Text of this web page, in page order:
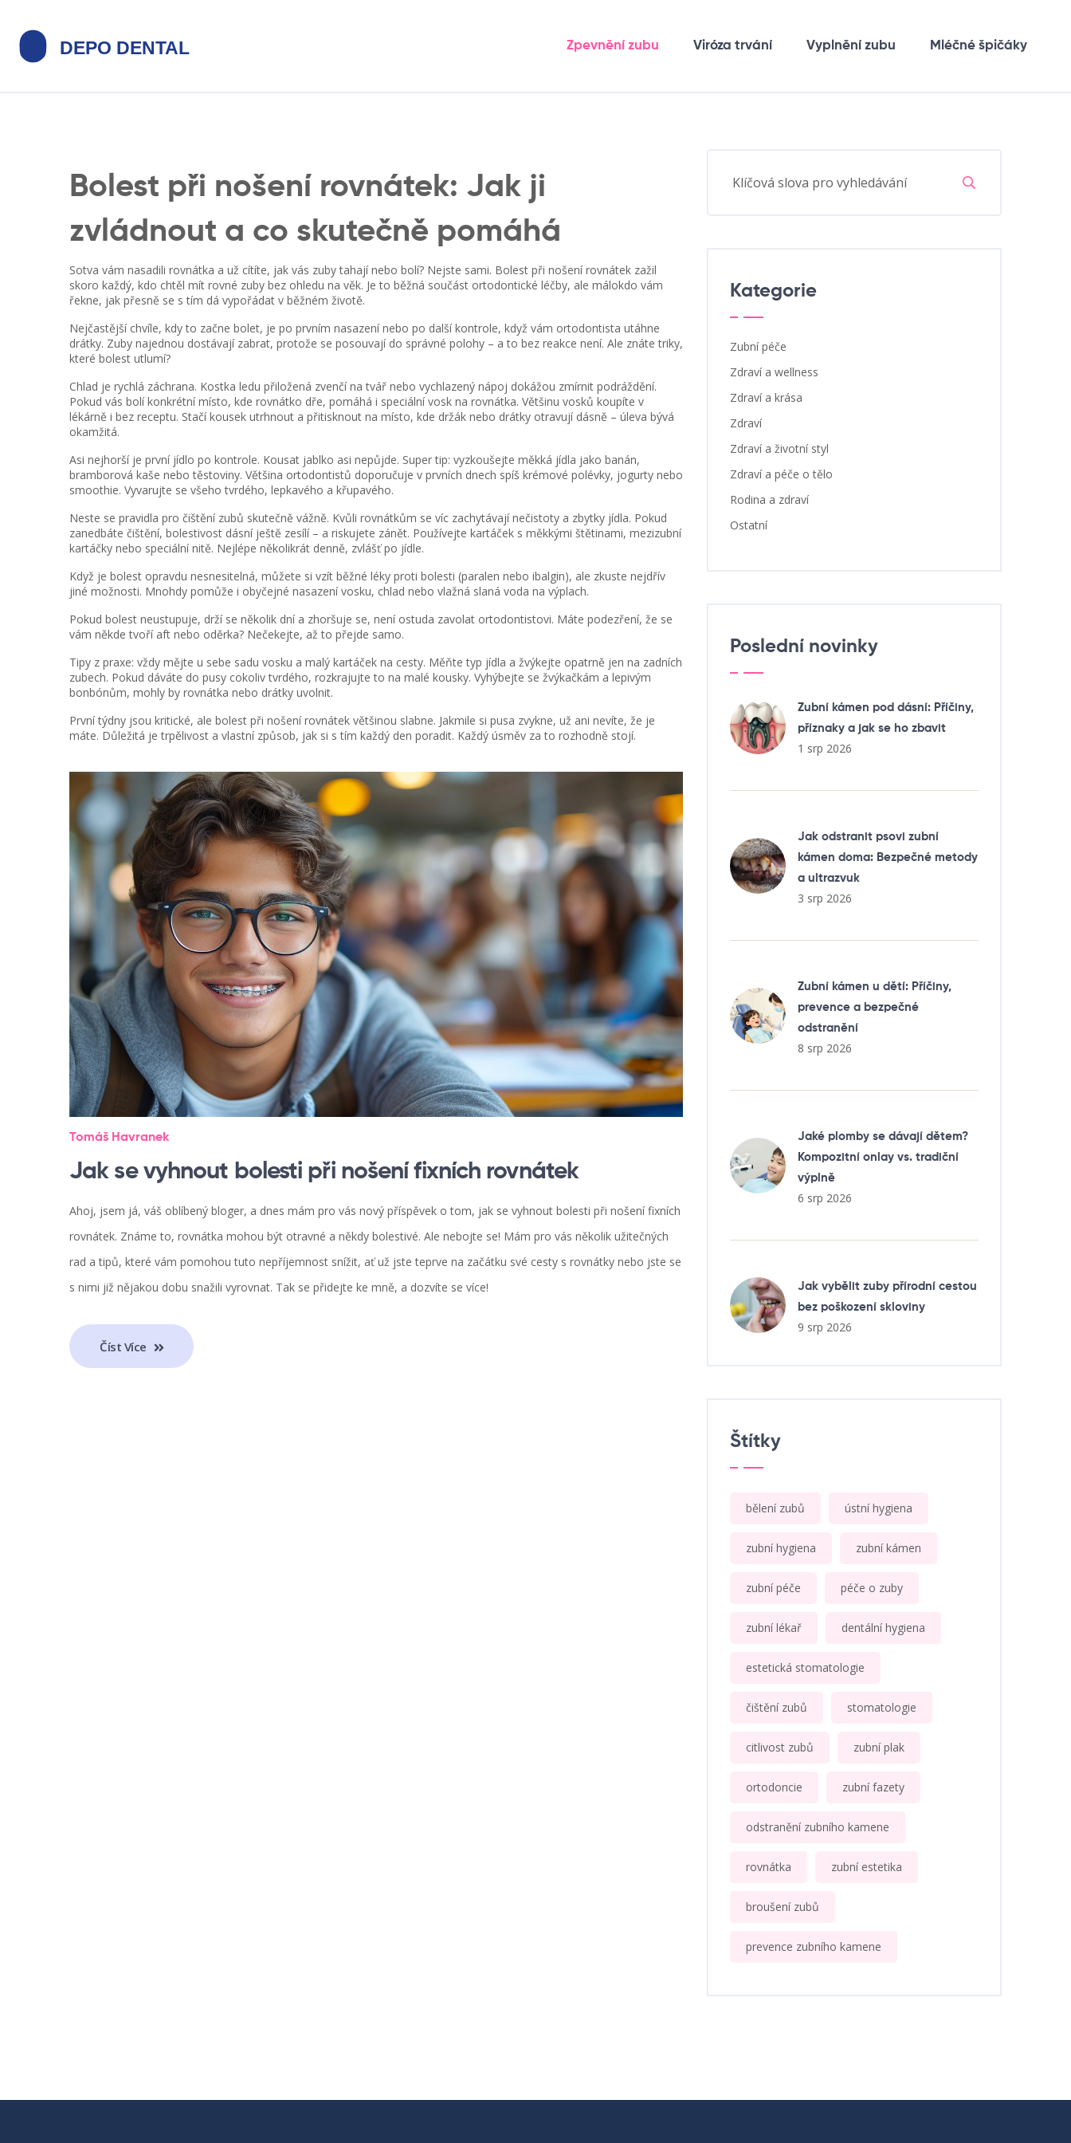
Zpevnění zubu Viróza trvání Vyplnění zubu Mléčné špičáky
Bolest při nošení rovnátek: Jak ji
zvládnout a co skutečně pomáhá
Sotva vám nasadili rovnátka a už cítíte, jak vás zuby tahají nebo bolí? Nejste sami. Bolest při nošení rovnátek zažil
skoro každý, kdo chtěl mít rovné zuby bez ohledu na věk. Je to běžná součást ortodontické léčby, ale málokdo vám
řekne, jak přesně se s tím dá vypořádat v běžném životě.
Nejčastější chvíle, kdy to začne bolet, je po prvním nasazení nebo po další kontrole, když vám ortodontista utáhne
drátky. Zuby najednou dostávají zabrat, protože se posouvají do správné polohy – a to bez reakce není. Ale znáte triky,
které bolest utlumí?
Chlad je rychlá záchrana. Kostka ledu přiložená zvenčí na tvář nebo vychlazený nápoj dokážou zmírnit podráždění.
Pokud vás bolí konkrétní místo, kde rovnátko dře, pomáhá i speciální vosk na rovnátka. Většinu vosků koupíte v
lékárně i bez receptu. Stačí kousek utrhnout a přitisknout na místo, kde držák nebo drátky otravují dásně – úleva bývá
okamžitá.
Asi nejhorší je první jídlo po kontrole. Kousat jablko asi nepůjde. Super tip: vyzkoušejte měkká jídla jako banán,
bramborová kaše nebo těstoviny. Většina ortodontistů doporučuje v prvních dnech spíš krémové polévky, jogurty nebo
smoothie. Vyvarujte se všeho tvrdého, lepkavého a křupavého.
Neste se pravidla pro čištění zubů skutečně vážně. Kvůli rovnátkům se víc zachytávají nečistoty a zbytky jídla. Pokud
zanedbáte čištění, bolestivost dásní ještě zesílí – a riskujete zánět. Používejte kartáček s měkkými štětinami, mezizubní
kartáčky nebo speciální nitě. Nejlépe několikrát denně, zvlášť po jídle.
Když je bolest opravdu nesnesitelná, můžete si vzít běžné léky proti bolesti (paralen nebo ibalgin), ale zkuste nejdřív
jiné možnosti. Mnohdy pomůže i obyčejné nasazení vosku, chlad nebo vlažná slaná voda na výplach.
Pokud bolest neustupuje, drží se několik dní a zhoršuje se, není ostuda zavolat ortodontistovi. Máte podezření, že se
vám někde tvoří aft nebo oděrka? Nečekejte, až to přejde samo.
Tipy z praxe: vždy mějte u sebe sadu vosku a malý kartáček na cesty. Měňte typ jídla a žvýkejte opatrně jen na zadních
zubech. Pokud dáváte do pusy cokoliv tvrdého, rozkrajujte to na malé kousky. Vyhýbejte se žvýkačkám a lepivým
bonbónům, mohly by rovnátka nebo drátky uvolnit.
První týdny jsou kritické, ale bolest při nošení rovnátek většinou slabne. Jakmile si pusa zvykne, už ani nevíte, že je
máte. Důležitá je trpělivost a vlastní způsob, jak si s tím každý den poradit. Každý úsměv za to rozhodně stojí.
Tomáš Havranek
Jak se vyhnout bolesti při nošení fixních rovnátek
Ahoj, jsem já, váš oblíbený bloger, a dnes mám pro vás nový příspěvek o tom, jak se vyhnout bolesti při nošení fixních
rovnátek. Známe to, rovnátka mohou být otravné a někdy bolestivé. Ale nebojte se! Mám pro vás několik užitečných
rad a tipů, které vám pomohou tuto nepříjemnost snížit, ať už jste teprve na začátku své cesty s rovnátky nebo jste se
s nimi již nějakou dobu snažili vyrovnat. Tak se přidejte ke mně, a dozvíte se více!
Číst Více
Kategorie
Zubní péče
Zdraví a wellness
Zdraví a krása
Zdraví
Zdraví a životní styl
Zdraví a péče o tělo
Rodina a zdraví
Ostatní
Poslední novinky
Zubní kámen pod dásní: Příčiny,
příznaky a jak se ho zbavit
1 srp 2026
Jak odstranit psovi zubní
kámen doma: Bezpečné metody
a ultrazvuk
3 srp 2026
Zubní kámen u dětí: Příčiny,
prevence a bezpečné
odstranění
8 srp 2026
Jaké plomby se dávají dětem?
Kompozitní onlay vs. tradiční
výplně
6 srp 2026
Jak vybělit zuby přírodní cestou
bez poškození skloviny
9 srp 2026
Štítky
bělení zubů ústní hygiena
zubní hygiena zubní kámen
zubní péče péče o zuby
zubní lékař dentální hygiena
estetická stomatologie
čištění zubů stomatologie
citlivost zubů zubní plak
ortodoncie zubní fazety
odstranění zubního kamene
rovnátka zubní estetika
broušení zubů
prevence zubního kamene